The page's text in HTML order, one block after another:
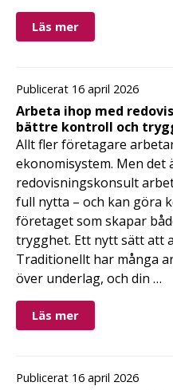
Läs mer
Publicerat 16 april 2026
Arbeta ihop med
bättre kontroll och
Allt fler företagare
ekonomisystem. Men det
redovisningskonsult
full nytta – och kan göra
företaget som skapar
trygghet. Ett nytt sätt att
Traditionellt har många
över underlag, och din …
Läs mer
Publicerat 16 april 2026